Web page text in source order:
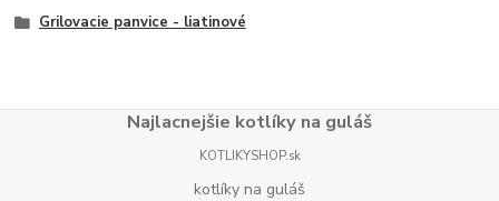
Grilovacie panvice - liatinové
Najlacnejšie kotlíky na guláš
KOTLIKYSHOP.sk
kotlíky na guláš